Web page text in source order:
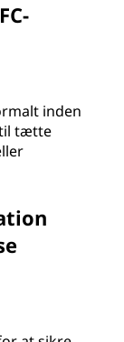
inden
til tætte